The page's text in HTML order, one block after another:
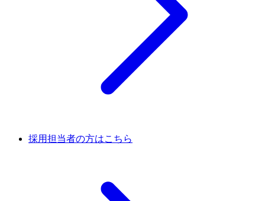
採用担当者の方はこちら